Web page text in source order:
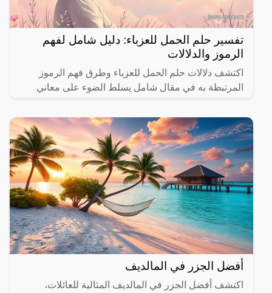
تفسير حلم الحمل للعزباء: دليل شامل لفهم
الرموز والدلالات
اكتشف دلالات حلم الحمل للعزباء وطرق فهم الرموز
المرتبطة به في مقال شامل يسلط الضوء على معاني
أفضل الجزر في المالديف
اكتشف أفضل الجزر في المالديف المثالية للعائلات،